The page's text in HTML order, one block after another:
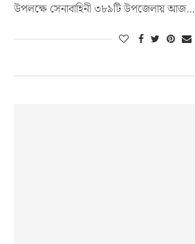
উপলক্ষে সেনাবাহিনী ৩৮৯টি উপজেলায় আজ…